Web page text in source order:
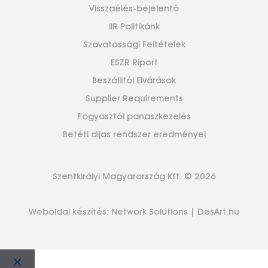
Visszaélés-bejelentő
IIR Politikánk
Szavatossági Feltételek
ESZR Riport
Beszállítói Elvárások
Supplier Requirements
Fogyasztói panaszkezelés
Betéti díjas rendszer eredményei
Szentkirályi Magyarország Kft. © 2026
Weboldal készítés: Network Solutions DesArt.hu